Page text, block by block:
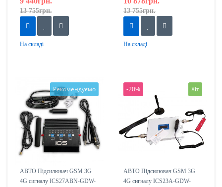
13 755грн.
На складі
13 755грн.
На складі
Рекомендуємо
АВТО Підсилювач GSM 3G
4G сигналу ICS27ABN-GDW-
-20% Хіт
АВТО Підсилювач GSM 3G
4G сигналу ICS23А-GDW-